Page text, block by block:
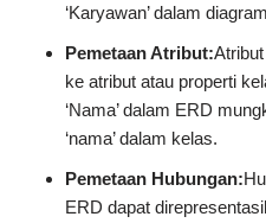
‘Karyawan’ dalam
Pemetaan Atribut:
ke atribut atau properti
‘Nama’ dalam ERD
‘nama’ dalam kelas.
Pemetaan Hubungan:
ERD dapat